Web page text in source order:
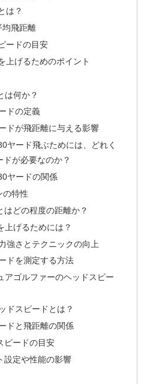
は？
均飛距離
ードの目安
上げるためのポイント
は何か？
ドの定義
ドが飛距離に与える影響
ヤード飛ぶためには、どれく
ドが必要なのか？
ヤードの関係
の特性
はどの程度の距離か？
上げるためには？
強さとテクニックの向上
ドを測定する方法
アゴルファーのヘッドスピー
ドスピードとは？
ドと飛距離の関係
ピードの目安
設定や性能の影響